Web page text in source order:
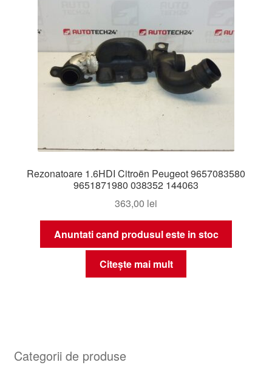
Rezonatoare 1.6HDI Citroën Peugeot 9657083580
9651871980 038352 144063
363,00 lei
Anuntati cand produsul este in stoc
Citește mai mult
Categorii de produse